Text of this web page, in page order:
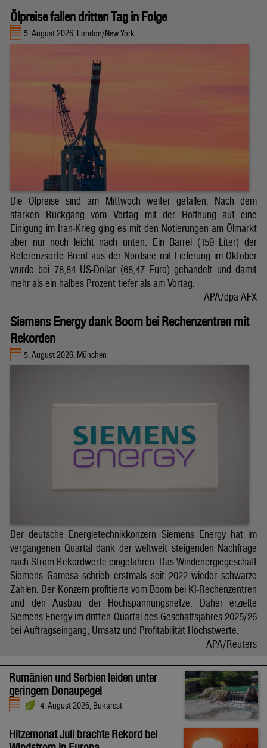
Ölpreise fallen dritten Tag in Folge
5. August 2026, London/New York
Die Ölpreise sind am Mittwoch weiter gefallen. Nach dem
starken Rückgang vom Vortag mit der Hoffnung auf eine
Einigung im Iran-Krieg ging es mit den Notierungen am Ölmarkt
aber nur noch leicht nach unten. Ein Barrel (159 Liter) der
Referenzsorte Brent aus der Nordsee mit Lieferung im Oktober
wurde bei 78,84 US-Dollar (68,47 Euro) gehandelt und damit
mehr als ein halbes Prozent tiefer als am Vortag.
APA/dpa-AFX
Siemens Energy dank Boom bei Rechenzentren mit
Rekorden
5. August 2026, München
Der deutsche Energietechnikkonzern Siemens Energy hat im
vergangenen Quartal dank der weltweit steigenden Nachfrage
nach Strom Rekordwerte eingefahren. Das Windenergiegeschäft
Siemens Gamesa schrieb erstmals seit 2022 wieder schwarze
Zahlen. Der Konzern profitierte vom Boom bei KI-Rechenzentren
und den Ausbau der Hochspannungsnetze. Daher erzielte
Siemens Energy im dritten Quartal des Geschäftsjahres 2025/26
bei Auftragseingang, Umsatz und Profitabilität Höchstwerte.
APA/Reuters
Rumänien und Serbien leiden unter
geringem Donaupegel
4. August 2026, Bukarest
Hitzemonat Juli brachte Rekord bei